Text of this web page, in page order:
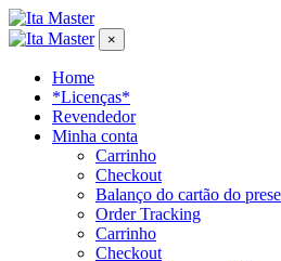
×
Home
*Licenças*
Revendedor
Minha conta
Carrinho
Checkout
Balanço do cartão do
Order Tracking
Carrinho
Checkout